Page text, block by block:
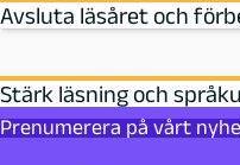
Avsluta läsåret och
Stärk läsning och
Prenumerera på vårt